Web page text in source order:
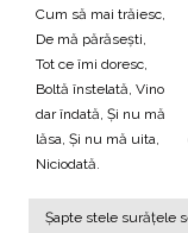
Cum să mai trăiesc,
De mă părăsești,
Tot ce îmi doresc,
Boltă înstelată, Vino
dar îndată, Și nu mă
lăsa, Și nu mă uita,
Niciodată.
Șapte stele surățele